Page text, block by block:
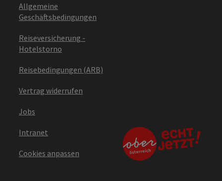
Allgemeine
Geschäftsbedingungen
Reiseversicherung -
Hotelstorno
Reisebedingungen (ARB)
Vertrag widerrufen
Jobs
Intranet
Cookies anpassen